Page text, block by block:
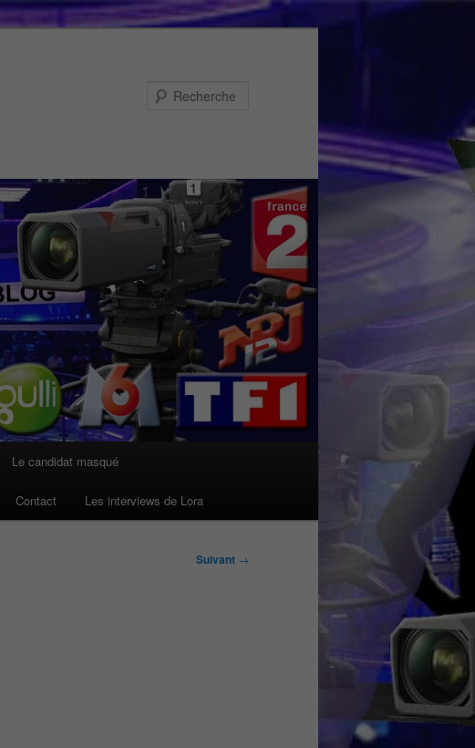
Le candidat masqué
Contact Les interviews de Lora
Suivant →